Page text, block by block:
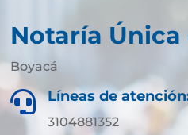
Notaría
Boyacá
 Líneas de
3104881352